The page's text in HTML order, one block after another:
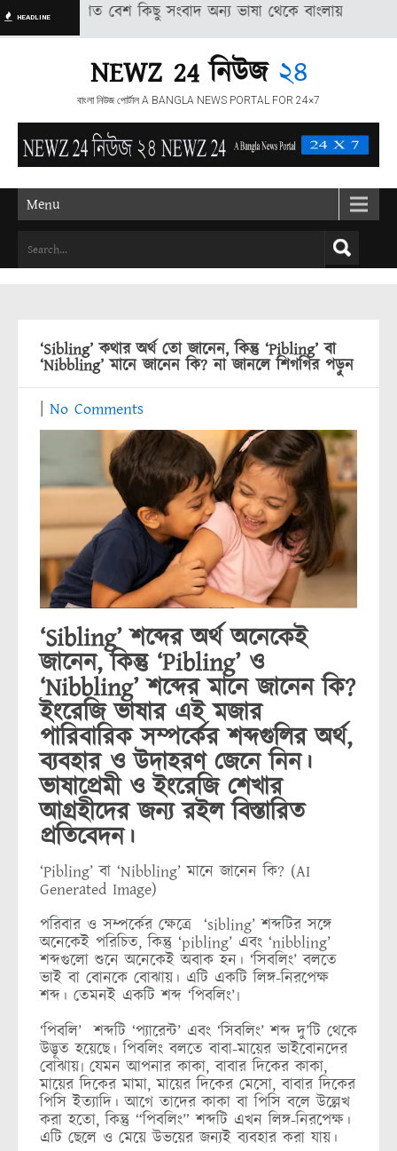
HEADLINE
প্রকাশিত বেশ কিছু সংবাদ অন্য ভাষা থেকে বাংলায় স্বয়ংক্রিয়
NEWZ 24 নিউজ ২৪
বাংলা নিউজ পোর্টাল A BANGLA NEWS PORTAL FOR 24×7
Menu
‘Sibling’ কথার অর্থ তো জানেন, কিন্তু ‘Pibling’ বা
‘Nibbling’ মানে জানেন কি? না জানলে শিগগির পড়ুন
No Comments
‘Sibling’ শব্দের অর্থ অনেকেই
জানেন, কিন্তু ‘Pibling’ ও
‘Nibbling’ শব্দের মানে জানেন কি?
ইংরেজি ভাষার এই মজার
পারিবারিক সম্পর্কের শব্দগুলির অর্থ,
ব্যবহার ও উদাহরণ জেনে নিন।
ভাষাপ্রেমী ও ইংরেজি শেখার
আগ্রহীদের জন্য রইল বিস্তারিত
প্রতিবেদন।
‘Pibling’ বা ‘Nibbling’ মানে জানেন কি? (AI
Generated Image)
পরিবার ও সম্পর্কের ক্ষেত্রে ‘sibling’ শব্দটির সঙ্গে
অনেকেই পরিচিত, কিন্তু ‘pibling’ এবং ‘nibbling’
শব্দগুলো শুনে অনেকেই অবাক হন। ‘সিবলিং’ বলতে
ভাই বা বোনকে বোঝায়। এটি একটি লিঙ্গ-নিরপেক্ষ
শব্দ। তেমনই একটি শব্দ ‘পিবলিং’৷
‘পিবলি’ শব্দটি ‘প্যারেন্ট’ এবং ‘সিবলিং’ শব্দ দু’টি থেকে
উদ্ভূত হয়েছে। পিবলিং বলতে বাবা-মায়ের ভাইবোনদের
বোঝায়৷ যেমন আপনার কাকা, বাবার দিকের কাকা,
মায়ের দিকের মামা, মায়ের দিকের মেসো, বাবার দিকের
পিসি ইত্যাদি। আগে তাদের কাকা বা পিসি বলে উল্লেখ
করা হতো, কিন্তু “পিবলিং” শব্দটি এখন লিঙ্গ-নিরপেক্ষ।
এটি ছেলে ও মেয়ে উভয়ের জন্যই ব্যবহার করা যায়।